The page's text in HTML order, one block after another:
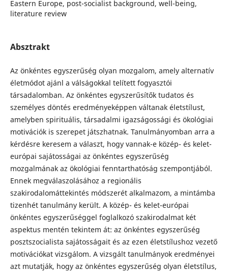
Eastern Europe, post-socialist background, well-being,
literature review
Absztrakt
Az önkéntes egyszerűség olyan mozgalom, amely alternatív
életmódot ajánl a válságokkal telített fogyasztói
társadalomban. Az önkéntes egyszerűsítők tudatos és
személyes döntés eredményeképpen váltanak életstílust,
amelyben spirituális, társadalmi igazságossági és ökológiai
motivációk is szerepet játszhatnak. Tanulmányomban arra a
kérdésre keresem a választ, hogy vannak-e közép- és kelet-
európai sajátosságai az önkéntes egyszerűség
mozgalmának az ökológiai fenntarthatóság szempontjából.
Ennek megválaszolásához a regionális
szakirodalomáttekintés módszerét alkalmazom, a mintámba
tizenhét tanulmány került. A közép- és kelet-európai
önkéntes egyszerűséggel foglalkozó szakirodalmat két
aspektus mentén tekintem át: az önkéntes egyszerűség
posztszocialista sajátosságait és az ezen életstílushoz vezető
motivációkat vizsgálom. A vizsgált tanulmányok eredményei
azt mutatják, hogy az önkéntes egyszerűség olyan életstílus,